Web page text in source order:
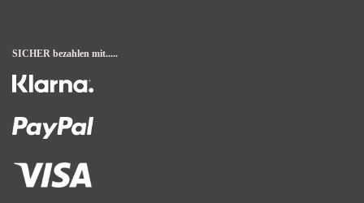
SICHER bezahlen mit.....